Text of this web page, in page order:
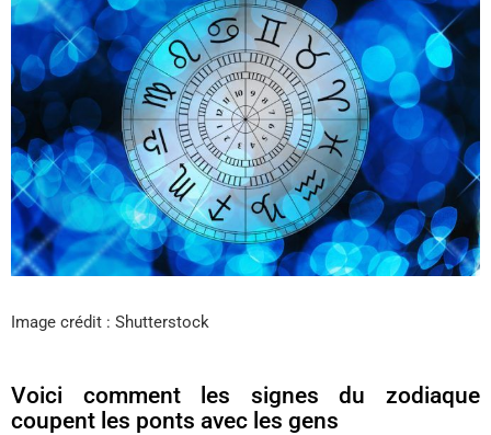
Image crédit : Shutterstock
Voici comment les signes du zodiaque
coupent les ponts avec les gens